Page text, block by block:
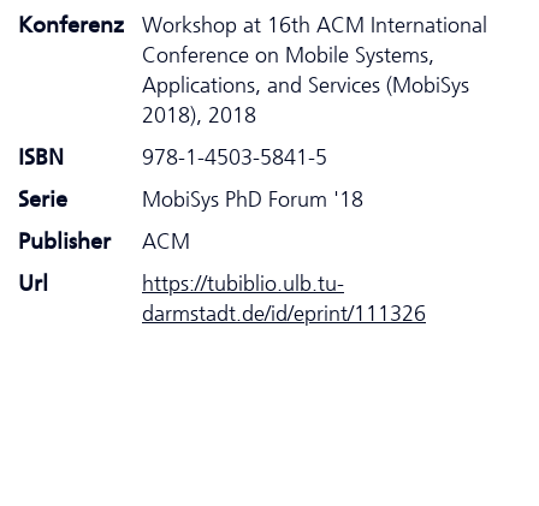
Konferenz
Workshop at 16th ACM International
Conference on Mobile Systems,
Applications, and Services (MobiSys
2018), 2018
ISBN
978-1-4503-5841-5
Serie
MobiSys PhD Forum '18
Publisher
ACM
Url
https://tubiblio.ulb.tu-
darmstadt.de/id/eprint/111326